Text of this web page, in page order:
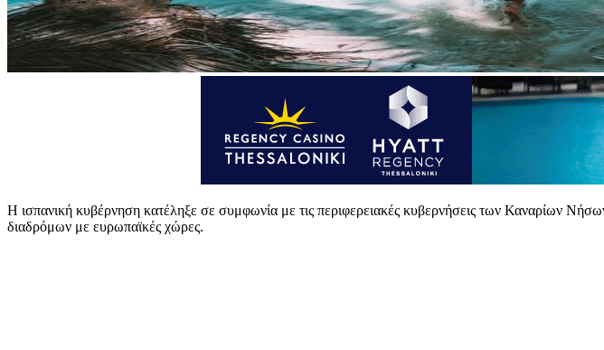
Η ισπανική κυβέρνηση κατέληξε σε συμφωνία με τις περιφερειακές κυβερνήσεις των Καναρίων
διαδρόμων με ευρωπαϊκές χώρες.